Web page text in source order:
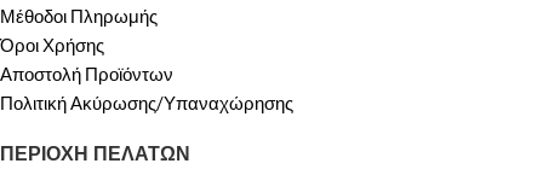
Μέθοδοι Πληρωμής
Όροι Χρήσης
Αποστολή Προϊόντων
Πολιτική Ακύρωσης/Υπαναχώρησης
ΠΕΡΙΟΧΗ ΠΕΛΑΤΩΝ